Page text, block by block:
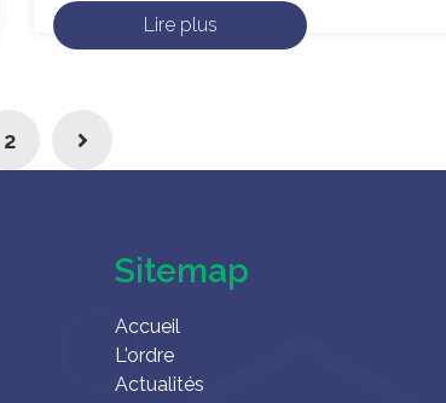
Lire plus
2
Sitemap
Accueil
L'ordre
Actualités